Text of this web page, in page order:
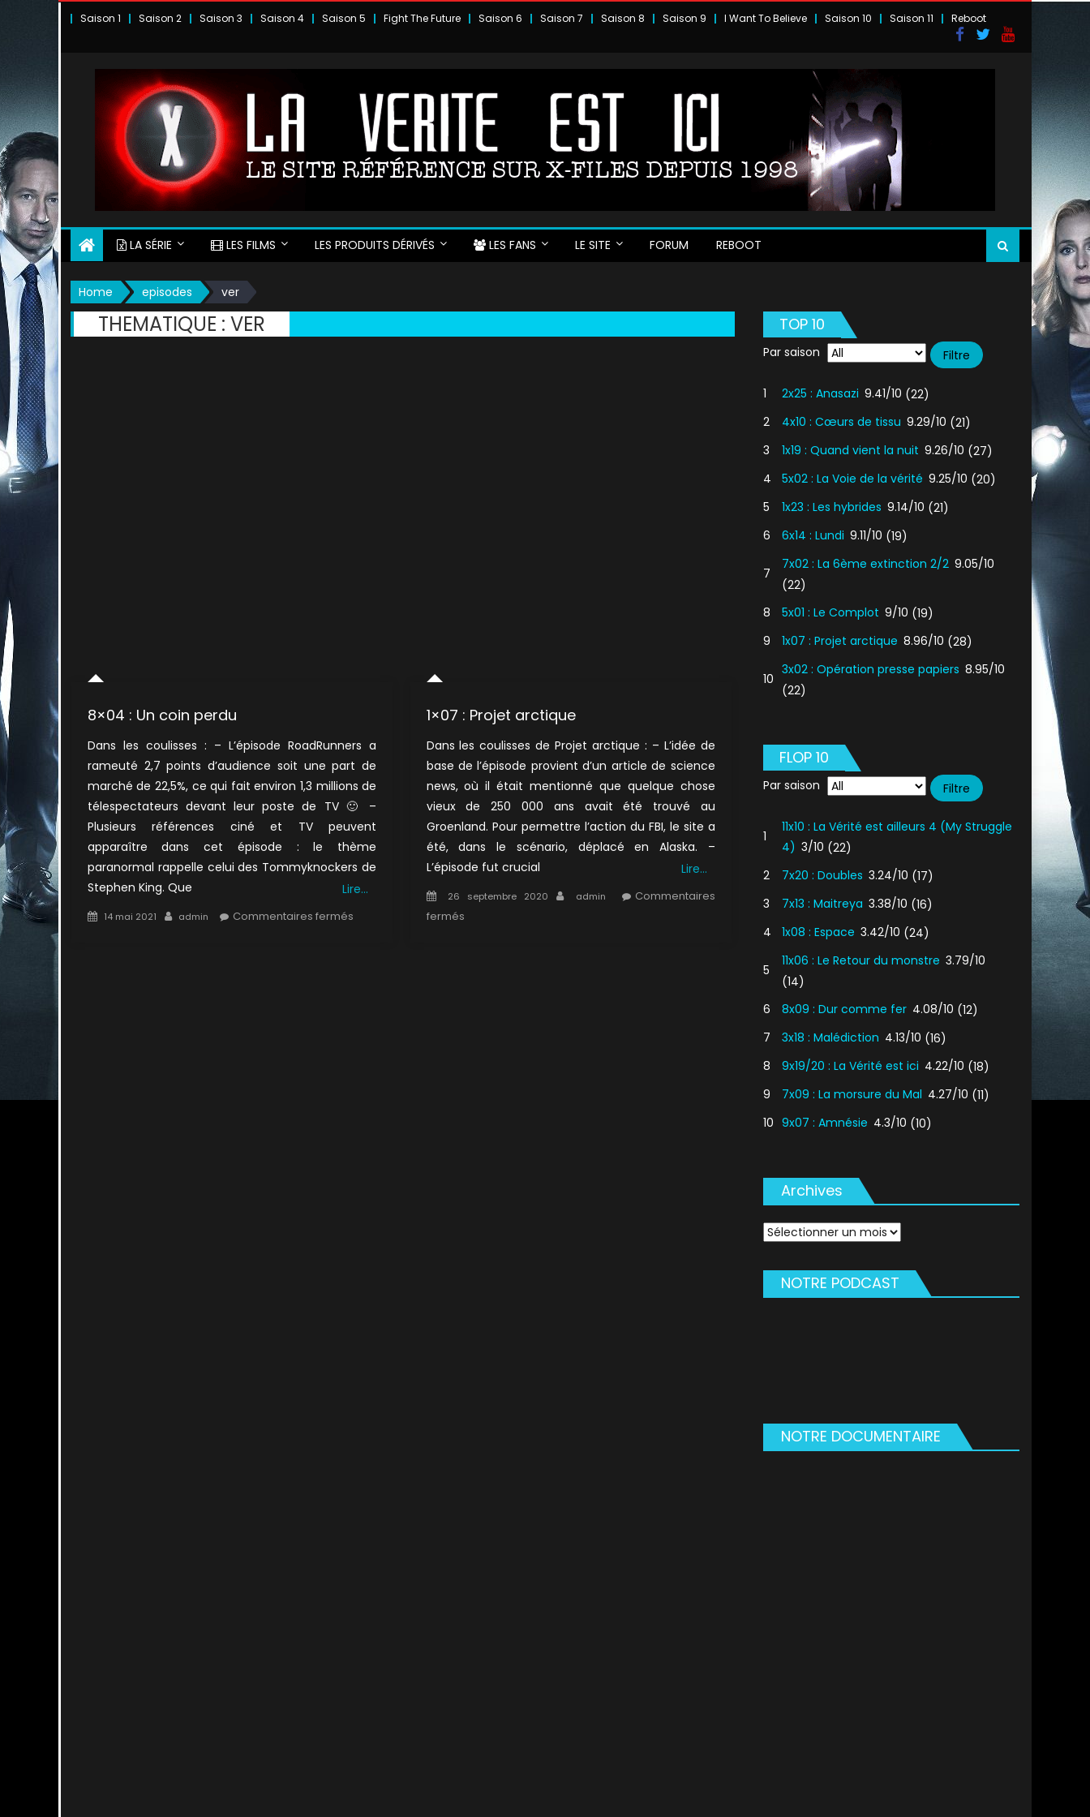
Saison 1 Saison 2 Saison 3 Saison 4 Saison 5 Fight The Future Saison 6 Saison 7 Saison 8 Saison 9 I Want To Believe Saison 10 Saison 11 Reboot
LA SÉRIE LES FILMS LES PRODUITS DÉRIVÉS LES FANS LE SITE FORUM REBOOT
Home episodes ver
THEMATIQUE : VER
8×04 : Un coin perdu
Dans les coulisses : – L’épisode RoadRunners a
rameuté 2,7 points d’audience soit une part de
marché de 22,5%, ce qui fait environ 1,3 millions de
télespectateurs devant leur poste de TV 🙂 –
Plusieurs références ciné et TV peuvent
apparaître dans cet épisode : le thème
paranormal rappelle celui des Tommyknockers de
Stephen King. Que
Lire…
Posted
14 mai 2021 Author
admin Commentaires ferméssur
1×07 : Projet arctique
Dans les coulisses de Projet arctique : – L’idée de
base de l’épisode provient d’un article de science
news, où il était mentionné que quelque chose
vieux de 250 000 ans avait été trouvé au
Groenland. Pour permettre l’action du FBI, le site a
été, dans le scénario, déplacé en Alaska. –
L’épisode fut crucial
Lire…
Posted
on
26 septembre 2020 Author
admin
Commentaires
ferméssur
TOP 10
Par saison
1 2x25 : Anasazi 9.41/10 (22)
2
4x10 : Cœurs de tissu 9.29/10 (21)
3
1x19 : Quand vient la nuit 9.26/10 (27)
4
5x02 : La Voie de la vérité 9.25/10 (20)
5
1x23 : Les hybrides 9.14/10 (21)
6
6x14 : Lundi 9.11/10 (19)
7
7x02 : La 6ème extinction 2/2 9.05/10
(22)
8
5x01 : Le Complot 9/10 (19)
9
1x07 : Projet arctique 8.96/10 (28)
10
3x02 : Opération presse papiers 8.95/10
(22)
FLOP 10
Par saison
1
11x10 : La Vérité est ailleurs 4 (My Struggle
4) 3/10 (22)
2
7x20 : Doubles 3.24/10 (17)
3
7x13 : Maitreya 3.38/10 (16)
4
1x08 : Espace 3.42/10 (24)
5
11x06 : Le Retour du monstre 3.79/10
(14)
6
8x09 : Dur comme fer 4.08/10 (12)
7
3x18 : Malédiction 4.13/10 (16)
8
9x19/20 : La Vérité est ici 4.22/10 (18)
9
7x09 : La morsure du Mal 4.27/10 (11)
10 9x07 : Amnésie 4.3/10 (10)
Archives
Archives
NOTRE PODCAST
NOTRE DOCUMENTAIRE